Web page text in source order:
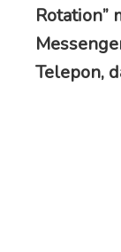
Rotation”
Telepon,